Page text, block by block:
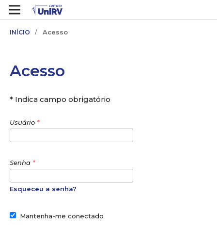
INÍCIO / Acesso
Acesso
* Indica campo obrigatório
Usuário *
Senha *
Esqueceu a senha?
Mantenha-me conectado